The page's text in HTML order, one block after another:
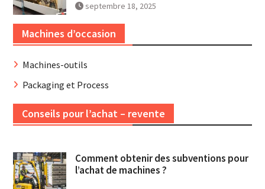
septembre 18, 2025
Machines d’occasion
Machines-outils
Packaging et Process
Conseils pour l’achat – revente
Comment obtenir des subventions pour
l’achat de machines ?